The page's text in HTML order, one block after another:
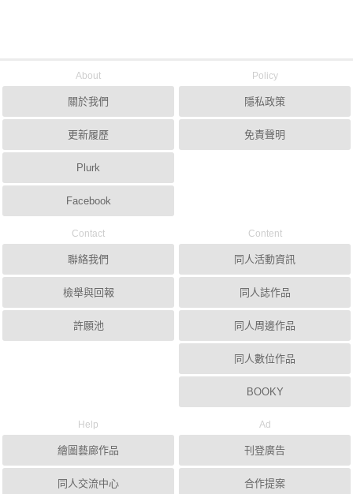
About
關於我們
更新履歷
Plurk
Facebook
Policy
隱私政策
免責聲明
Contact
聯絡我們
檢舉與回報
許願池
Content
同人活動資訊
同人誌作品
同人周邊作品
同人數位作品
BOOKY
Help
繪圖藝廊作品
同人交流中心
Ad
刊登廣告
合作提案